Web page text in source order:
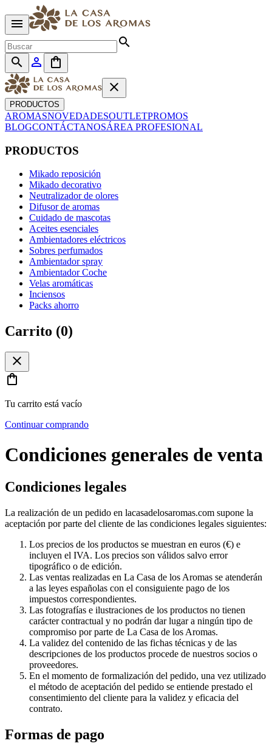
menu
search
search
person_outline
shopping_bag
close
PRODUCTOS
AROMASNOVEDADESOUTLETPROMOS
BLOGCONTÁCTANOSÁREA PROFESIONAL
PRODUCTOS
Mikado reposición
Mikado decorativo
Neutralizador de olores
Difusor de aromas
Cuidado de mascotas
Aceites esenciales
Ambientadores eléctricos
Sobres perfumados
Ambientador spray
Ambientador Coche
Velas aromáticas
Inciensos
Packs ahorro
Carrito (0)
close
shopping_bag
Tu carrito está vacío
Continuar comprando
Condiciones generales de venta
Condiciones legales
La realización de un pedido en lacasadelosaromas.com supone la
aceptación por parte del cliente de las condiciones legales siguientes:
Los precios de los productos se muestran en euros (€) e
incluyen el IVA. Los precios son válidos salvo error
tipográfico o de edición.
Las ventas realizadas en La Casa de los Aromas se atenderán
a las leyes españolas con el consiguiente pago de los
impuestos correspondientes.
Las fotografías e ilustraciones de los productos no tienen
carácter contractual y no podrán dar lugar a ningún tipo de
compromiso por parte de La Casa de los Aromas.
La validez del contenido de las fichas técnicas y de las
descripciones de los productos procede de nuestros socios o
proveedores.
En el momento de formalización del pedido, una vez utilizado
el método de aceptación del pedido se entiende prestado el
consentimiento del cliente para la validez y eficacia del
contrato.
Formas de pago